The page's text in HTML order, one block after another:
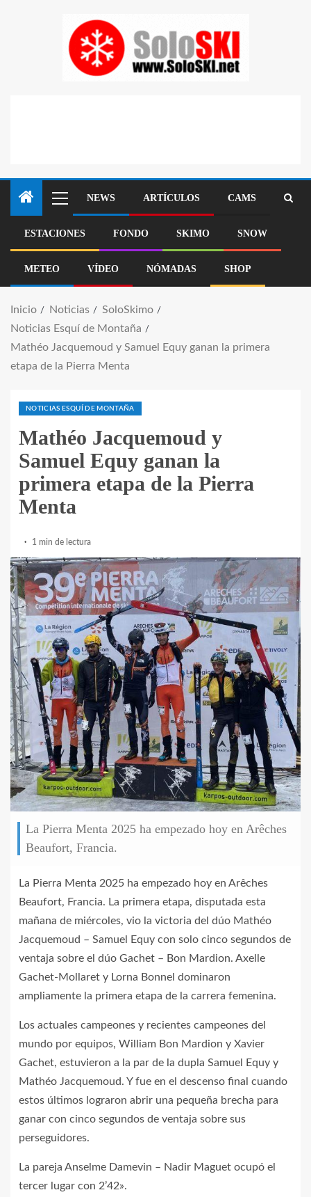
NEWS ARTÍCULOS CAMS
ESTACIONES FONDO SKIMO SNOW
METEO VÍDEO NÓMADAS SHOP
Inicio Noticias
SoloSkimo
Noticias Esquí de Montaña
Mathéo Jacquemoud y Samuel Equy ganan la primera
etapa de la Pierra Menta
NOTICIAS ESQUÍ DE MONTAÑA
Mathéo Jacquemoud y
Samuel Equy ganan la
primera etapa de la Pierra
Menta
1 min de lectura
La Pierra Menta 2025 ha empezado hoy en Arêches
Beaufort, Francia.
La Pierra Menta 2025 ha empezado hoy en Arêches
Beaufort, Francia. La primera etapa, disputada esta
mañana de miércoles, vio la victoria del dúo Mathéo
Jacquemoud – Samuel Equy con solo cinco segundos de
ventaja sobre el dúo Gachet – Bon Mardion. Axelle
Gachet-Mollaret y Lorna Bonnel dominaron
ampliamente la primera etapa de la carrera femenina.
Los actuales campeones y recientes campeones del
mundo por equipos, William Bon Mardion y Xavier
Gachet, estuvieron a la par de la dupla Samuel Equy y
Mathéo Jacquemoud. Y fue en el descenso final cuando
estos últimos lograron abrir una pequeña brecha para
ganar con cinco segundos de ventaja sobre sus
perseguidores.
La pareja Anselme Damevin – Nadir Maguet ocupó el
tercer lugar con 2’42».